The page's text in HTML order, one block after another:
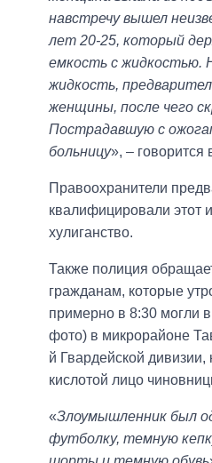
навстречу вышел
лет 20-25, который
емкость с жидкостью.
жидкость,
женщины, после чего
Пострадавшую с
больницу», – говорится
Правоохранители
квалифицировали этот
хулиганство.
Также полиция
гражданам, которые
примерно в 8:30 могли
фото) в микрорайоне
й Гвардейской дивизии,
кислотой лицо
«Злоумышленник был
футболку, темную